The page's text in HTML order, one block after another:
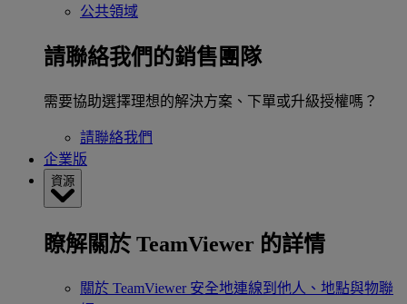
公共領域
請聯絡我們的銷售團隊
需要協助選擇理想的解決方案、下單或升級授權嗎？
請聯絡我們
企業版
資源
瞭解關於 TeamViewer 的詳情
關於 TeamViewer 安全地連線到他人、地點與物聯